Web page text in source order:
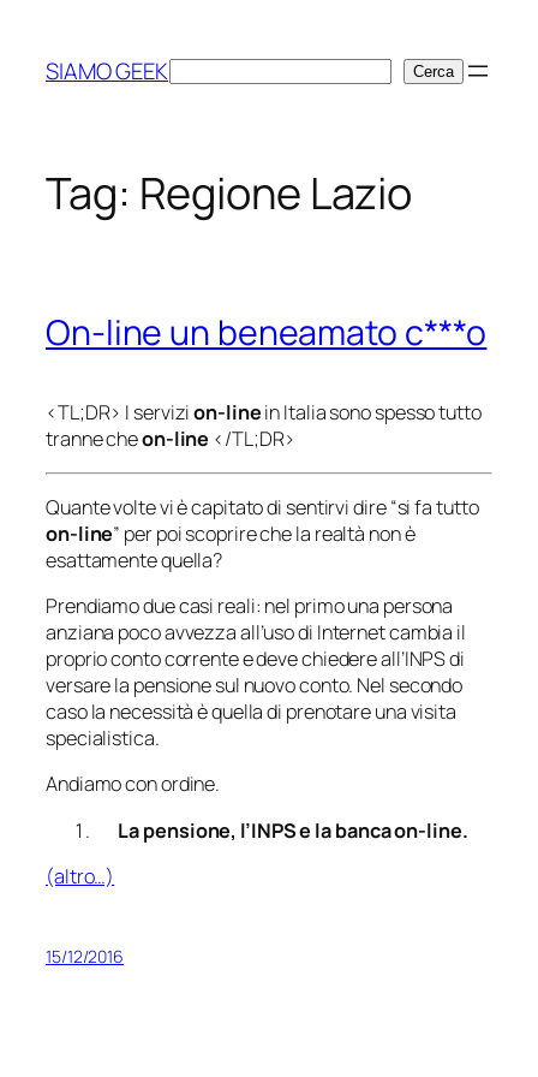
contenuto
SIAMO GEEKCerca Cerca
Tag: Regione Lazio
On-line un beneamato c***o
<TL;DR> I servizion-linein Italia sono spesso tutto
tranne cheon-line </TL;DR>
Quante volte vi è capitato di sentirvi dire “si fa tutto
on-line” per poi scoprire che la realtà non è
esattamente quella?
Prendiamo due casi reali: nel primo una persona
anziana poco avvezza all’uso di Internet cambia il
proprio conto corrente e deve chiedere all’INPS di
versare la pensione sul nuovo conto. Nel secondo
caso la necessità è quella di prenotare una visita
specialistica.
Andiamo con ordine.
La pensione, l’INPS e la banca on-line.
(altro…)
15/12/2016